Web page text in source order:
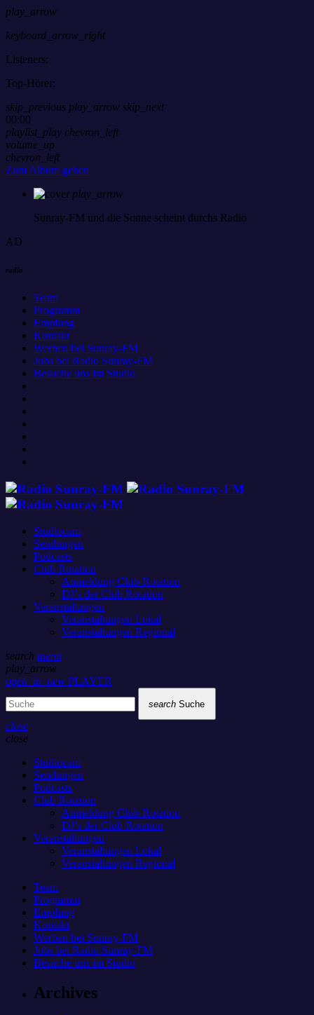
play_arrow
keyboard_arrow_right
Listeners:
Top-Hörer:
skip_previous play_arrow skip_next
00:00
playlist_play chevron_left
volume_up
chevron_left
Zum Album gehen
play_arrow
Sunray-FM und die Sonne scheint durchs Radio
AD
radio
Team
Programm
Empfang
Kontakt
Werben bei Sunray-FM
Jobs bei Radio Sunray-FM
Besuche uns im Studio
Studiocam
Sendungen
Podcasts
Club Rotation
Anmeldung Club-Rotation
DJ’s der Club Rotation
Veranstaltungen
Veranstaltungen Lokal
Veranstaltungen Regional
search menu
play_arrow
open_in_new PLAYER
search Suche
close
close
Studiocam
Sendungen
Podcasts
Club Rotation
Anmeldung Club-Rotation
DJ’s der Club Rotation
Veranstaltungen
Veranstaltungen Lokal
Veranstaltungen Regional
Team
Programm
Empfang
Kontakt
Werben bei Sunray-FM
Jobs bei Radio Sunray-FM
Besuche uns im Studio
Archives